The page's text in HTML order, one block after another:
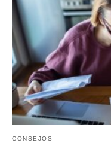
CONSEJOS